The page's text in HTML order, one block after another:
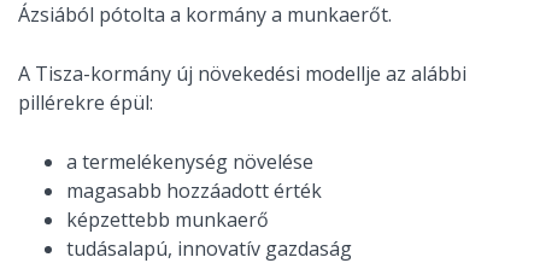
Ázsiából pótolta a kormány a munkaerőt.
A Tisza-kormány új növekedési modellje az alábbi
pillérekre épül:
a termelékenység növelése
magasabb hozzáadott érték
képzettebb munkaerő
tudásalapú, innovatív gazdaság